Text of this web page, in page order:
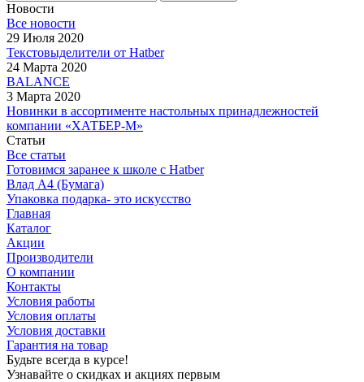
Новости
Все новости
29 Июля 2020
Текстовыделители от Hatber
24 Марта 2020
BALANCE
3 Марта 2020
Новинки в ассортименте настольных принадлежностей
компании «ХАТБЕР-М»
Статьи
Все статьи
Готовимся заранее к школе с Hatber
Влад А4 (Бумага)
Упаковка подарка- это искусство
Главная
Каталог
Акции
Производители
О компании
Контакты
Условия работы
Условия оплаты
Условия доставки
Гарантия на товар
Будьте всегда в курсе!
Узнавайте о скидках и акциях первым